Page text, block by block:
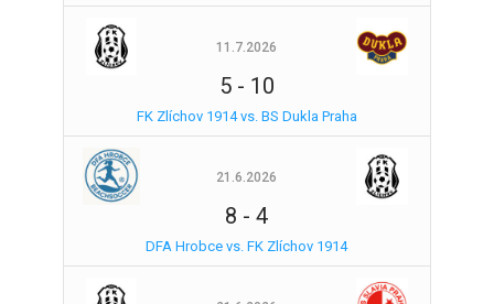
11.7.2026
5- 10
FK Zlíchov 1914 vs. BS Dukla Praha
21.6.2026
8 -4
DFA Hrobce vs. FK Zlíchov 1914